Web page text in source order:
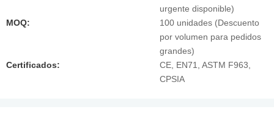
urgente disponible)
MOQ:
100 unidades (Descuento
por volumen para pedidos
grandes)
Certificados:
CE, EN71, ASTM F963,
CPSIA